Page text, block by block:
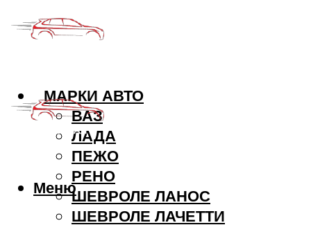
МАРКИ АВТО
ВАЗ
ЛАДА
ПЕЖО
РЕНО
ШЕВРОЛЕ ЛАНОС
ШЕВРОЛЕ ЛАЧЕТТИ
Меню